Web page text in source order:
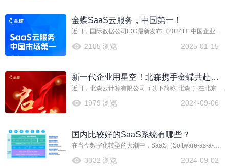
15%，流程效率提高30%，重塑了企业运营生态。
金蝶SaaS云服务，中国第一！
近日，国际数据公司IDC最新发布《2024H1中国企业级
Enterprise Application (EA) Tracker, 2024H1），数据
有率均排名第一！
2025-01-15
2185 浏览
新一代企业用星空！北森携手金蝶共赴财
务智能化管理新篇章
近日，北森云计算有限公司（以下简称“北森”）在北京成
森将与金蝶软件（中国）有限公司（以下简称“金蝶”）携
管理信息化平台。此举将助力北森财务管理水平迈上新
台阶，为北森成为世界一流的人力资源科技公司奠定坚
2024-09-06
1979 浏览
国内比较好的SaaS系统有哪些？
在当今数字化转型的大潮中，SaaS（Software-as-a-
高等特点，逐渐成为企业信息化建设的首选。那么，有
2024-09-02
3332 浏览